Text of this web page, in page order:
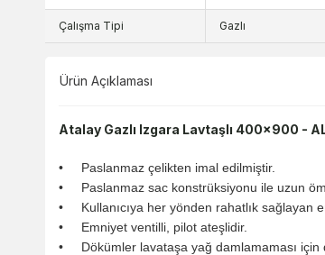
Çalışma Tipi Gazlı
Ürün Açıklaması
​Atalay Gazlı Izgara Lavtaşlı 400x900 -
• Paslanmaz çelikten imal edilmiştir.
• Paslanmaz sac konstrüksiyonu ile uzun
• Kullanıcıya her yönden rahatlık sağlayan
• Emniyet ventilli, pilot ateşlidir.
• Dökümler lavataşa yağ damlamaması için